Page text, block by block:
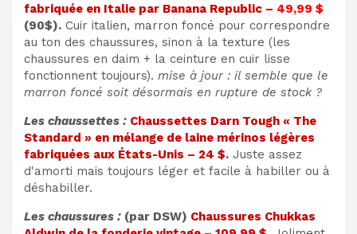
fabriquée en Italie par Banana Republic – 49,99 $
(90$). Cuir italien, marron foncé pour correspondre
au ton des chaussures, sinon à la texture (les
chaussures en daim + la ceinture en cuir lisse
fonctionnent toujours). mise à jour : il semble que le
marron foncé soit désormais en rupture de stock ?
Les chaussettes : Chaussettes Darn Tough « The
Standard » en mélange de laine mérinos légères
fabriquées aux États-Unis – 24 $. Juste assez
d'amorti mais toujours léger et facile à habiller ou à
déshabiller.
Les chaussures : (par DSW) Chaussures Chukkas